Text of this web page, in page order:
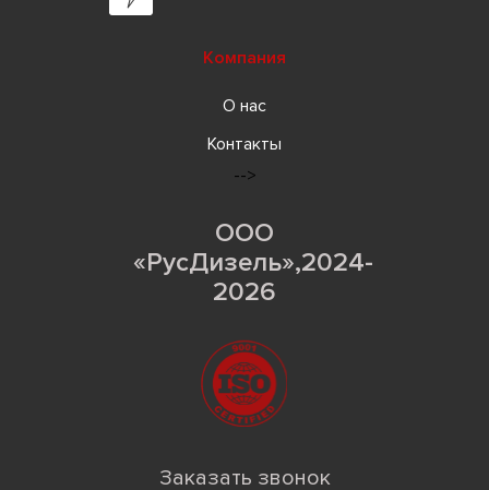
Компания
О нас
Контакты
-->
ООО
«РусДизель»,2024-
2026
Заказать звонок